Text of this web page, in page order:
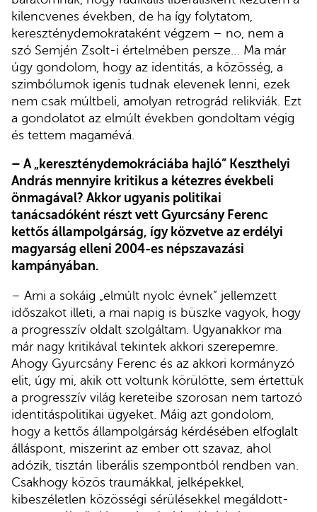
kilencvenes években, de ha így folytatom,
kereszténydemokrataként végzem – no, nem a
szó Semjén Zsolt-i értelmében persze… Ma már
úgy gondolom, hogy az identitás, a közösség, a
szimbólumok igenis tudnak elevenek lenni, ezek
nem csak múltbeli, amolyan retrográd relikviák. Ezt
a gondolatot az elmúlt években gondoltam végig
és tettem magamévá.
– A „kereszténydemokráciába hajló” Keszthelyi
András mennyire kritikus a kétezres évekbeli
önmagával? Akkor ugyanis politikai
tanácsadóként részt vett Gyurcsány Ferenc
kettős állampolgárság, így közvetve az erdélyi
magyarság elleni 2004-es népszavazási
kampányában.
– Ami a sokáig „elmúlt nyolc évnek” jellemzett
időszakot illeti, a mai napig is büszke vagyok, hogy
a progresszív oldalt szolgáltam. Ugyanakkor ma
már nagy kritikával tekintek akkori szerepemre.
Ahogy Gyurcsány Ferenc és az akkori kormányzó
elit, úgy mi, akik ott voltunk körülötte, sem értettük
a progresszív világ kereteibe szorosan nem tartozó
identitáspolitikai ügyeket. Máig azt gondolom,
hogy a kettős állampolgárság kérdésében elfoglalt
álláspont, miszerint az ember ott szavaz, ahol
adózik, tisztán liberális szempontból rendben van.
Csakhogy közös traumákkal, jelképekkel,
kibeszéletlen közösségi sérülésekkel megáldott-